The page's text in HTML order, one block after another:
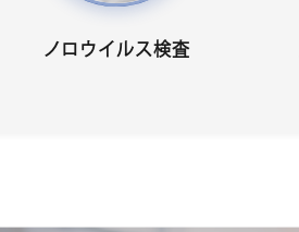
ノロウイルス検査